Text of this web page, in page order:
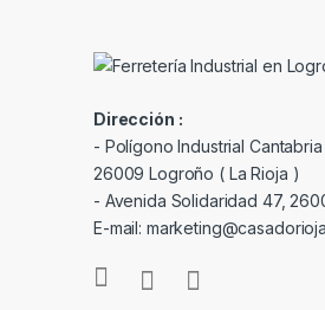
Dirección :
- Polígono Industrial Cantabria
26009 Logroño ( La Rioja )
- Avenida Solidaridad 47,
E-mail: